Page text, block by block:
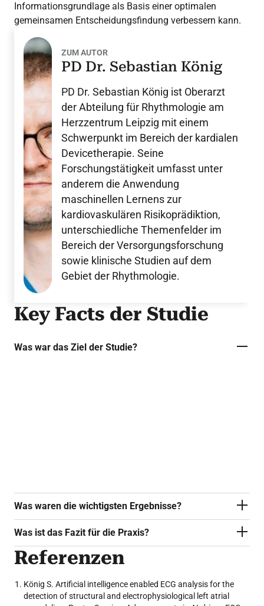
Informationsgrundlage als Basis einer optimalen
gemeinsamen Entscheidungsfindung verbessern kann.
ZUM AUTOR
PD Dr. Sebastian König
PD Dr. Sebastian König ist Oberarzt
der Abteilung für Rhythmologie am
Herzzentrum Leipzig mit einem
Schwerpunkt im Bereich der kardialen
Devicetherapie. Seine
Forschungstätigkeit umfasst unter
anderem die Anwendung
maschinellen Lernens zur
kardiovaskulären Risikoprädiktion,
unterschiedliche Themenfelder im
Bereich der Versorgungsforschung
sowie klinische Studien auf dem
Gebiet der Rhythmologie.
Key Facts der Studie
Was war das Ziel der Studie?
Was waren die wichtigsten Ergebnisse?
Was ist das Fazit für die Praxis?
Referenzen
König S. Artificial intelligence enabled ECG analysis for the
detection of structural and electrophysiological left atrial